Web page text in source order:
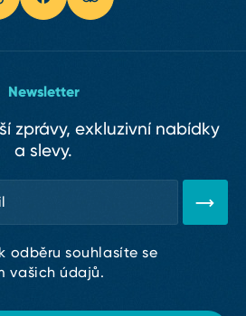
Kafky
Quadrio
Newsletter
zprávy, exkluzivní nabídky
a slevy.
odběru souhlasíte se
vašich údajů.